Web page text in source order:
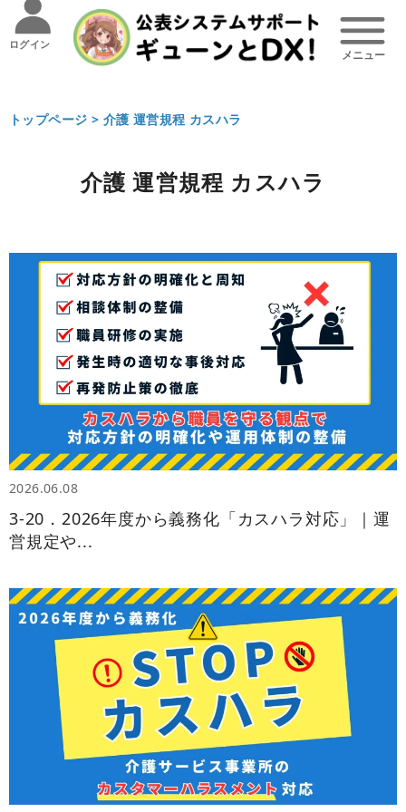
ログイン
トップページ > 介護 運営規程 カスハラ
介護 運営規程 カスハラ
2026.06.08
3‑20．2026年度から義務化「カスハラ対応」｜運
営規定や...